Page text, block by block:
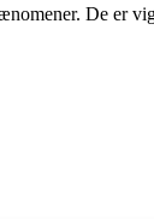
De er